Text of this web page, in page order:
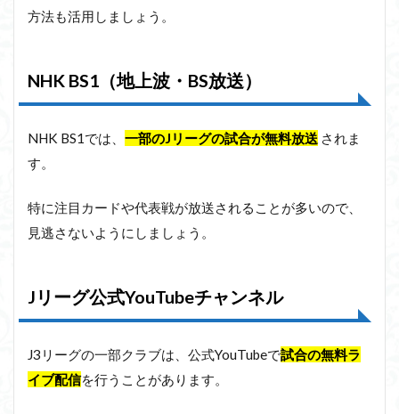
方法も活用しましょう。
NHK BS1（地上波・BS放送）
NHK BS1では、 一部のJリーグの試合が無料放送 されま
す。
特に注目カードや代表戦が放送されることが多いので、
見逃さないようにしましょう。
Jリーグ公式YouTubeチャンネル
J3リーグの一部クラブは、公式YouTubeで試合の無料ラ
イブ配信を行うことがあります。